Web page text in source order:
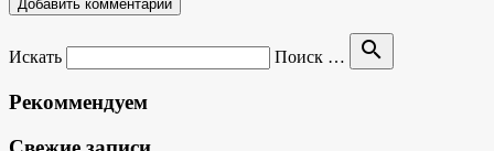
Искать Поиск … search
Рекоммендуем